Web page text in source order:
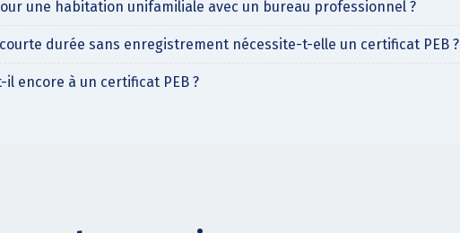
une habitation unifamiliale avec un bureau professionnel ?
durée sans enregistrement nécessite-t-elle un certificat PEB ?
il encore à un certificat PEB ?